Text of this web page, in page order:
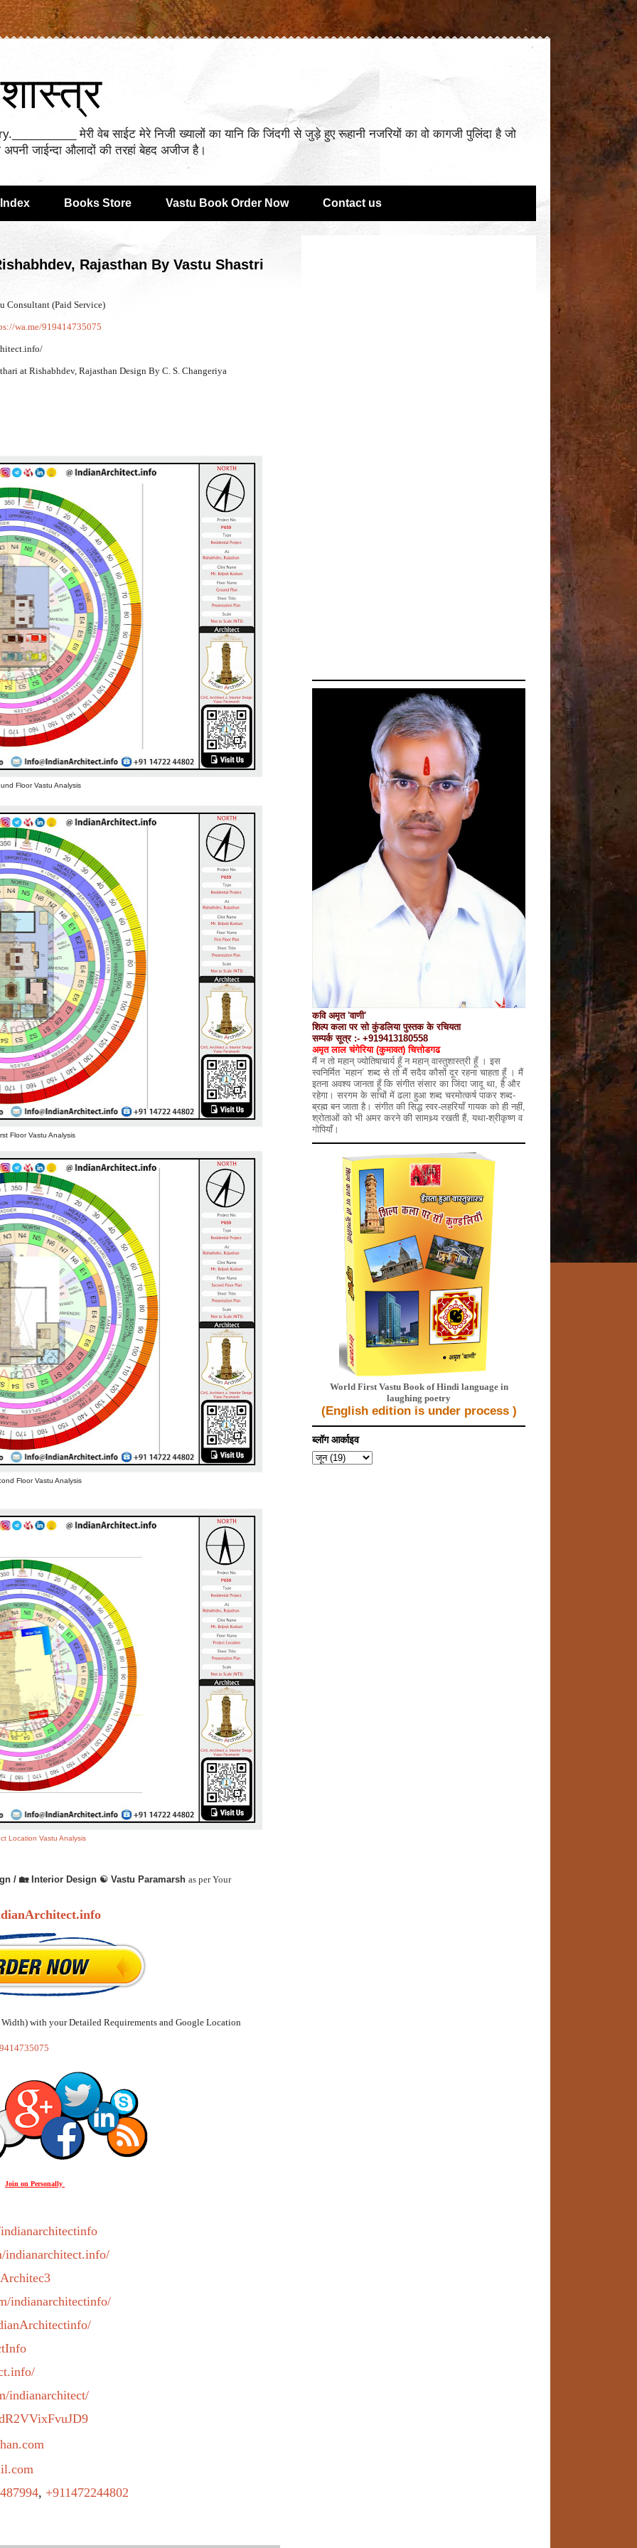
मेरी वेब साईट मेरे निजी ख्यालों का यानि कि जिंदगी से जुड़े हुए रूहानी नजरियों का वो कागजी पुलिंदा है जो
जाईन्दा औलादों की तरहां बेहद अजीज है।
Index Books Store Vastu Book Order Now Contact us
Rajasthan By Vastu Shastri
Consultant (Paid Service)
wa.me/919414735075
at Rishabhdev, Rajasthan Design By C. S. Changeriya
Floor Vastu Analysis
Floor Vastu Analysis
Floor Vastu Analysis
Location Vastu Analysis
/ 🏡 Interior Design ☯ Vastu Paramarsh as per Your
with your Detailed Requirements and Google Location
Join on Personally
indianarchitect.info/
indianarchitectinfo/
indianarchitect/
, +911472244802
कवि अमृत 'वाणी'
शिल्प कला पर सो कुंडलिया पुस्तक के रचियता
सम्पर्क सूत्र :- +919413180558
अमृत लाल चंगेरिया (कुमावत) चित्तोडगढ
मैं न तो महान् ज्योतिषाचार्य हूँ न महान् वास्तुशास्त्री हूँ । इस
स्वनिर्मित `महान´ शब्द से तो मैं सदैव कौसों दूर रहना चाहता हूँ । मैं
इतना अवश्य जानता हूँ कि संगीत संसार का जिंदा जादू था, है और
रहेगा। सरगम के सांचों में ढला हुआ शब्द चरमोत्कर्ष पाकर शब्द-
ब्रह्म बन जाता है। संगीत की सिद्ध स्वर-लहरियाँ गायक को ही नहीं,
श्रोताओं को भी अमर करने की सामथ्र्य रखती हैं, यथा-श्रीकृष्ण व
गोपियाँ।
World First Vastu Book of Hindi language in
laughing poetry
(English edition is under process)
ब्लॉग आर्काइव